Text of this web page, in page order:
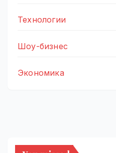
Технологии
Шоу-бизнес
Экономика